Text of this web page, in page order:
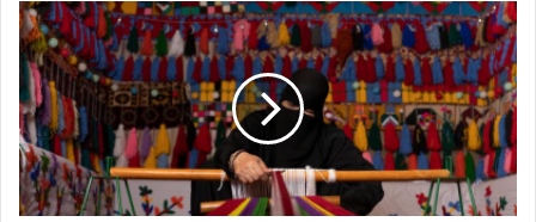
5
مجالات
اهتمام
لـ"مركز
ذاكرة
الثقافة
السعودية"